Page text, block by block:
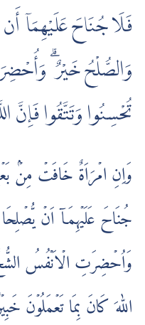
فَلَا جُنَاحَ عَلَيْهِمَآ
وَالصُّلْحُ خَيْرٌ
تُحْسِنُوا وَتَتَّقُوا فَإِنَّ
وَاِنِ امۡرَاَةٌ خَافَتۡ مِنۡۢ
جُنَاحَ عَلَيۡهِمَاۤ اَنۡ
وَاُحۡضِرَتِ الۡاَنۡفُسُ
اللّٰهَ كَانَ بِمَا تَعۡمَلُوۡنَ